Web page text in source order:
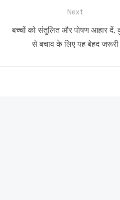
Next
Next
बच्चों को संतुलित और पोषण आहार दें,
से बचाव के लिए यह बेहद जरूरी